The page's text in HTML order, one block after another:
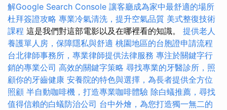
解Google Search Console 讓客廳成為家中最舒適的場所
杜拜簽證攻略 專業冷氣清洗，提升空氣品質 美式整復技術
課程 這是我們對這部電影以及在哪裡看的知識。 提供老人
養護單人房，保障隱私與舒適 桃園地區的台胞證申請流程
台北律師事務所，專業律師提供法律服務 專注於關鍵字行
銷的專業公司 高效的關鍵字策略 尋找專業的牙醫診所，照
顧你的牙齒健康 安養院的特色與選擇，為長者提供全方位
照顧 半自動咖啡機，打造專業咖啡體驗 除白蟻推薦，尋找
值得信賴的白蟻防治公司 台中外燴，為您打造獨一無二的